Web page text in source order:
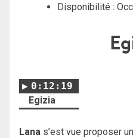
Disponibilité :
0:12:19
Egizia
Lana s’est vue proposer